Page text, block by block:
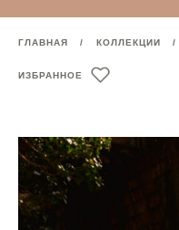
ГЛАВНАЯ КОЛЛЕКЦИИ
ИЗБРАННОЕ